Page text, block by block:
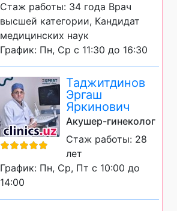
Стаж работы: 34 года Врач
высшей категории, Кандидат
медицинских наук
График: Пн, Ср с 11:30 до 16:30
Таджитдинов
Эргаш
Яркинович
Акушер-гинеколог
Стаж работы: 28
лет
График: Пн, Ср, Пт с 10:00 до
14:00